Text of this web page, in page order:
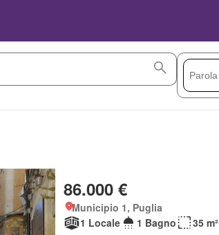
86.000 €
Municipio 1, Puglia
1 Locale
1 Bagno 35 m²